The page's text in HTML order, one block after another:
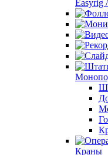
Easyrig
Краны